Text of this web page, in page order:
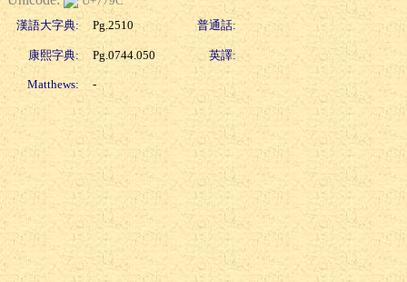
漢語大字典:
Pg.2510 普通話:
康熙字典: Pg.0744.050 英譯:
Matthews: -